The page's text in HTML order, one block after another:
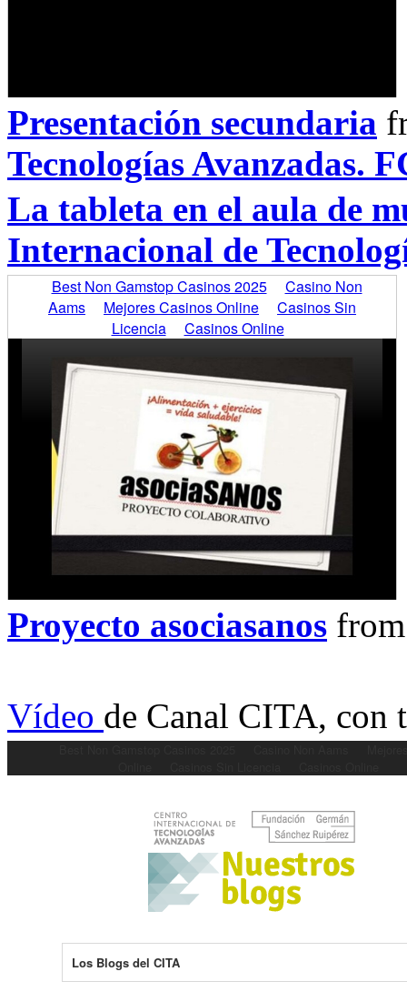
Presentación secundaria
Tecnologías Avanzadas.
La tableta en el aula de
Internacional de
Proyecto asociasanos
Vídeo de Canal CITA, con